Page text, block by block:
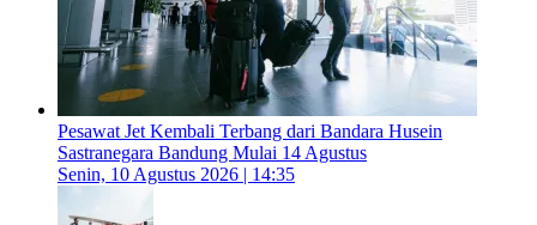
Pesawat Jet Kembali Terbang dari Bandara Husein
Sastranegara Bandung Mulai 14 Agustus
Senin, 10 Agustus 2026 | 14:35